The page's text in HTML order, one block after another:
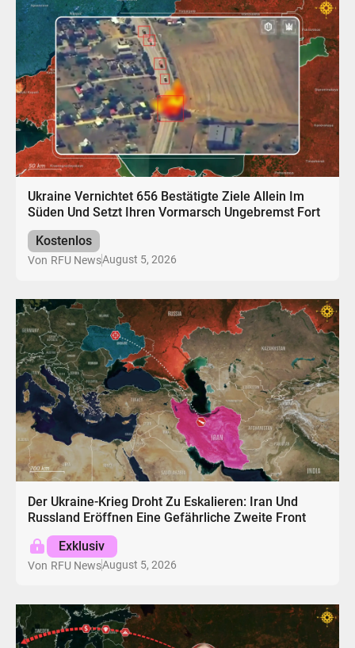
Ukraine Vernichtet 656 Bestätigte Ziele Allein Im
Süden Und Setzt Ihren Vormarsch Ungebremst Fort
Kostenlos
Von RFU NewsAugust 5, 2026
Der Ukraine-Krieg Droht Zu Eskalieren: Iran Und
Russland Eröffnen Eine Gefährliche Zweite Front
Exklusiv
Von RFU NewsAugust 5, 2026